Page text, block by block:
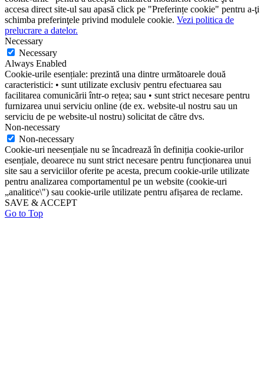
accesa direct site-ul sau apasă click pe "Preferințe cookie" pentru a-ţi
schimba preferinţele privind modulele cookie. Vezi politica de
prelucrare a datelor.
Necessary
Necessary
Always Enabled
Cookie-urile esențiale: prezintă una dintre următoarele două
caracteristici: • sunt utilizate exclusiv pentru efectuarea sau
facilitarea comunicării într-o rețea; sau • sunt strict necesare pentru
furnizarea unui serviciu online (de ex. website-ul nostru sau un
serviciu de pe website-ul nostru) solicitat de către dvs.
Non-necessary
Non-necessary
Cookie-uri neesențiale nu se încadrează în definiția cookie-urilor
esențiale, deoarece nu sunt strict necesare pentru funcționarea unui
site sau a serviciilor oferite pe acesta, precum cookie-urile utilizate
pentru analizarea comportamentul pe un website (cookie-uri
„analitice\") sau cookie-urile utilizate pentru afișarea de reclame.
SAVE & ACCEPT
Go to Top